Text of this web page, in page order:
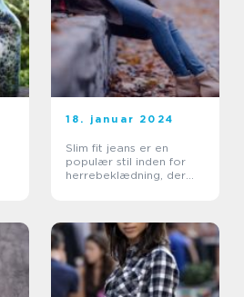
18. januar 2024
Slim fit jeans er en
populær stil inden for
herrebeklædning, der